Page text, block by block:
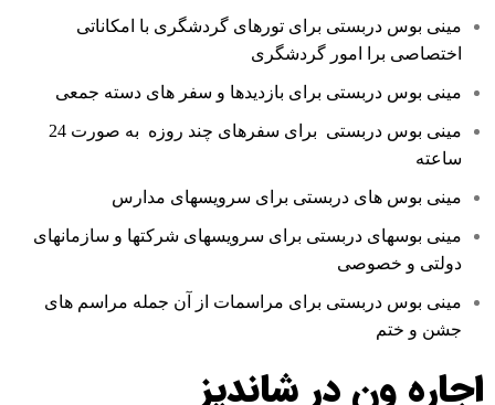
مینی بوس دربستی برای تورهای گردشگری با امکاناتی
اختصاصی برا امور گردشگری
مینی بوس دربستی برای بازدیدها و سفر های دسته جمعی
مینی بوس دربستی برای سفرهای چند روزه به صورت 24
ساعته
مینی بوس های دربستی برای سرویسهای مدارس
مینی بوسهای دربستی برای سرویسهای شرکتها و سازمانهای
دولتی و خصوصی
مینی بوس دربستی برای مراسمات از آن جمله مراسم های
جشن و ختم
اجاره ون در شاندیز